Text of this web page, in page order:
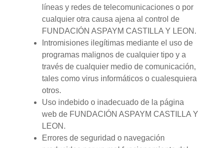
líneas y redes de telecomunicaciones o por
cualquier otra causa ajena al control de
FUNDACIÓN ASPAYM CASTILLA Y LEON.
Intromisiones ilegítimas mediante el uso de
programas malignos de cualquier tipo y a
través de cualquier medio de comunicación,
tales como virus informáticos o cualesquiera
otros.
Uso indebido o inadecuado de la página
web de FUNDACIÓN ASPAYM CASTILLA Y
LEON.
Errores de seguridad o navegación